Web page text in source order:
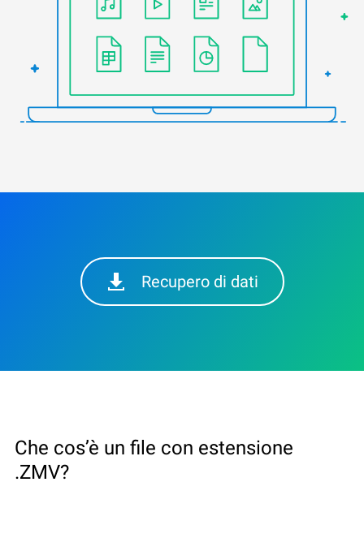
Recupero di dati
Che cos’è un file con estensione
.ZMV?